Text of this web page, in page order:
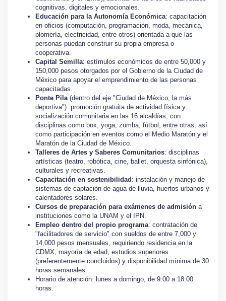
cognitivas, digitales y emocionales.
Educación para la Autonomía Económica: capacitación
en oficios (computación, programación, moda, mecánica,
plomería, electricidad, entre otros) orientada a que las
personas puedan construir su propia empresa o
cooperativa.
Capital Semilla: estímulos económicos de entre 50,000 y
150,000 pesos otorgados por el Gobierno de la Ciudad de
México para apoyar el emprendimiento de las personas
capacitadas.
Ponte Pila(dentro del eje "Ciudad de México, la más
deportiva"): promoción gratuita de actividad física y
socialización comunitaria en las 16 alcaldías, con
disciplinas como box, yoga, zumba, fútbol, entre otras, así
como participación en eventos como el Medio Maratón y el
Maratón de la Ciudad de México.
Talleres de Artes y Saberes Comunitarios: disciplinas
artísticas (teatro, robótica, cine, ballet, orquesta sinfónica),
culturales y recreativas.
Capacitación en sostenibilidad : instalación y manejo de
sistemas de captación de agua de lluvia, huertos urbanos y
calentadores solares.
Cursos de preparación para exámenes de admisión a
instituciones como la UNAM y el IPN.
Empleo dentro del propio programa: contratación de
"facilitadores de servicio" con sueldos de entre 7,000 y
14,000 pesos mensuales, requiriendo residencia en la
CDMX, mayoría de edad, estudios superiores
(preferentemente concluidos) y disponibilidad mínima de 30
horas semanales.
Horario de atención: lunes a domingo, de 9:00 a 18:00
horas.